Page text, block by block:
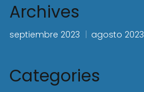
Archives
septiembre 2023 agosto 2023
Categories